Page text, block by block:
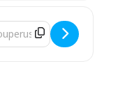
Ruiter - Een heilig
- Bert de Ruiter